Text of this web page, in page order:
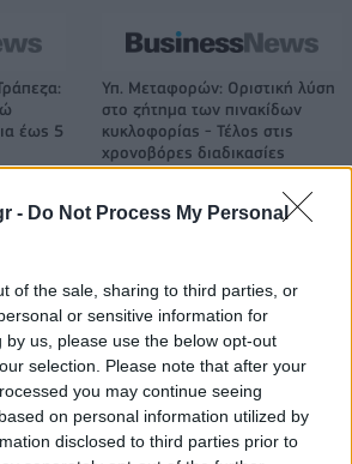
- Do Not Process My Personal
of the sale, sharing to third parties, or
or sensitive information for
by us, please use the below opt-out
selection. Please note that after your
you may continue seeing
on personal information utilized by
disclosed to third parties prior to
έως 5
Υπ. Μεταφορών: Οριστική λύση
στο ζήτημα των πινακίδων
κυκλοφορίας - Τέλος στις
χρονοβόρες διαδικασίες
δολάρια στην KG Mobility
από
Ατρόμητος και Novibet
συνεχίζουν μαζί: Ανανέωση της
συνεργασίας τους μέχρι το
2028